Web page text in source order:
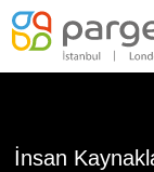
İnsan